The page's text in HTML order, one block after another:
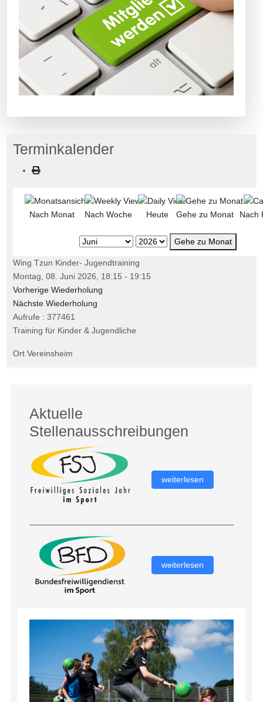
Terminkalender
Nach Monat Nach Woche Heute Gehe zu Monat Nach
Gehe zu Monat
Wing Tzun Kinder- Jugendtraining
Montag, 08. Juni 2026, 18:15 - 19:15
Vorherige Wiederholung
Nächste Wiederholung
Aufrufe : 377461
Training für Kinder & Jugendliche
Ort Vereinsheim
Aktuelle
Stellenausschreibungen
weiterlesen
weiterlesen